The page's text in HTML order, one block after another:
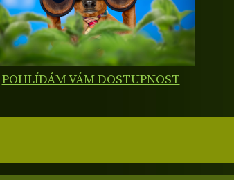
POHLÍDÁM VÁM DOSTUPNOST